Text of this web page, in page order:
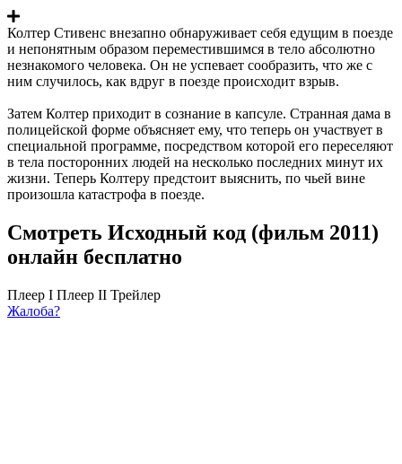
Колтер Стивенс внезапно обнаруживает себя едущим в поезде
и непонятным образом переместившимся в тело абсолютно
незнакомого человека. Он не успевает сообразить, что же с
ним случилось, как вдруг в поезде происходит взрыв.
Затем Колтер приходит в сознание в капсуле. Странная дама в
полицейской форме объясняет ему, что теперь он участвует в
специальной программе, посредством которой его переселяют
в тела посторонних людей на несколько последних минут их
жизни. Теперь Колтеру предстоит выяснить, по чьей вине
произошла катастрофа в поезде.
Смотреть Исходный код (фильм 2011)
онлайн бесплатно
Плеер I Плеер II Трейлер
Жалоба?